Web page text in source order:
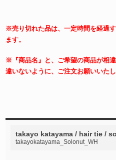
※売り切れた品は、一定時間を経過
ます。
※『商品名』と、ご希望の商品が相
違いないように、ご注文お願いいたし
takayo katayama / hair tie /
takayokatayama_Solonut_WH